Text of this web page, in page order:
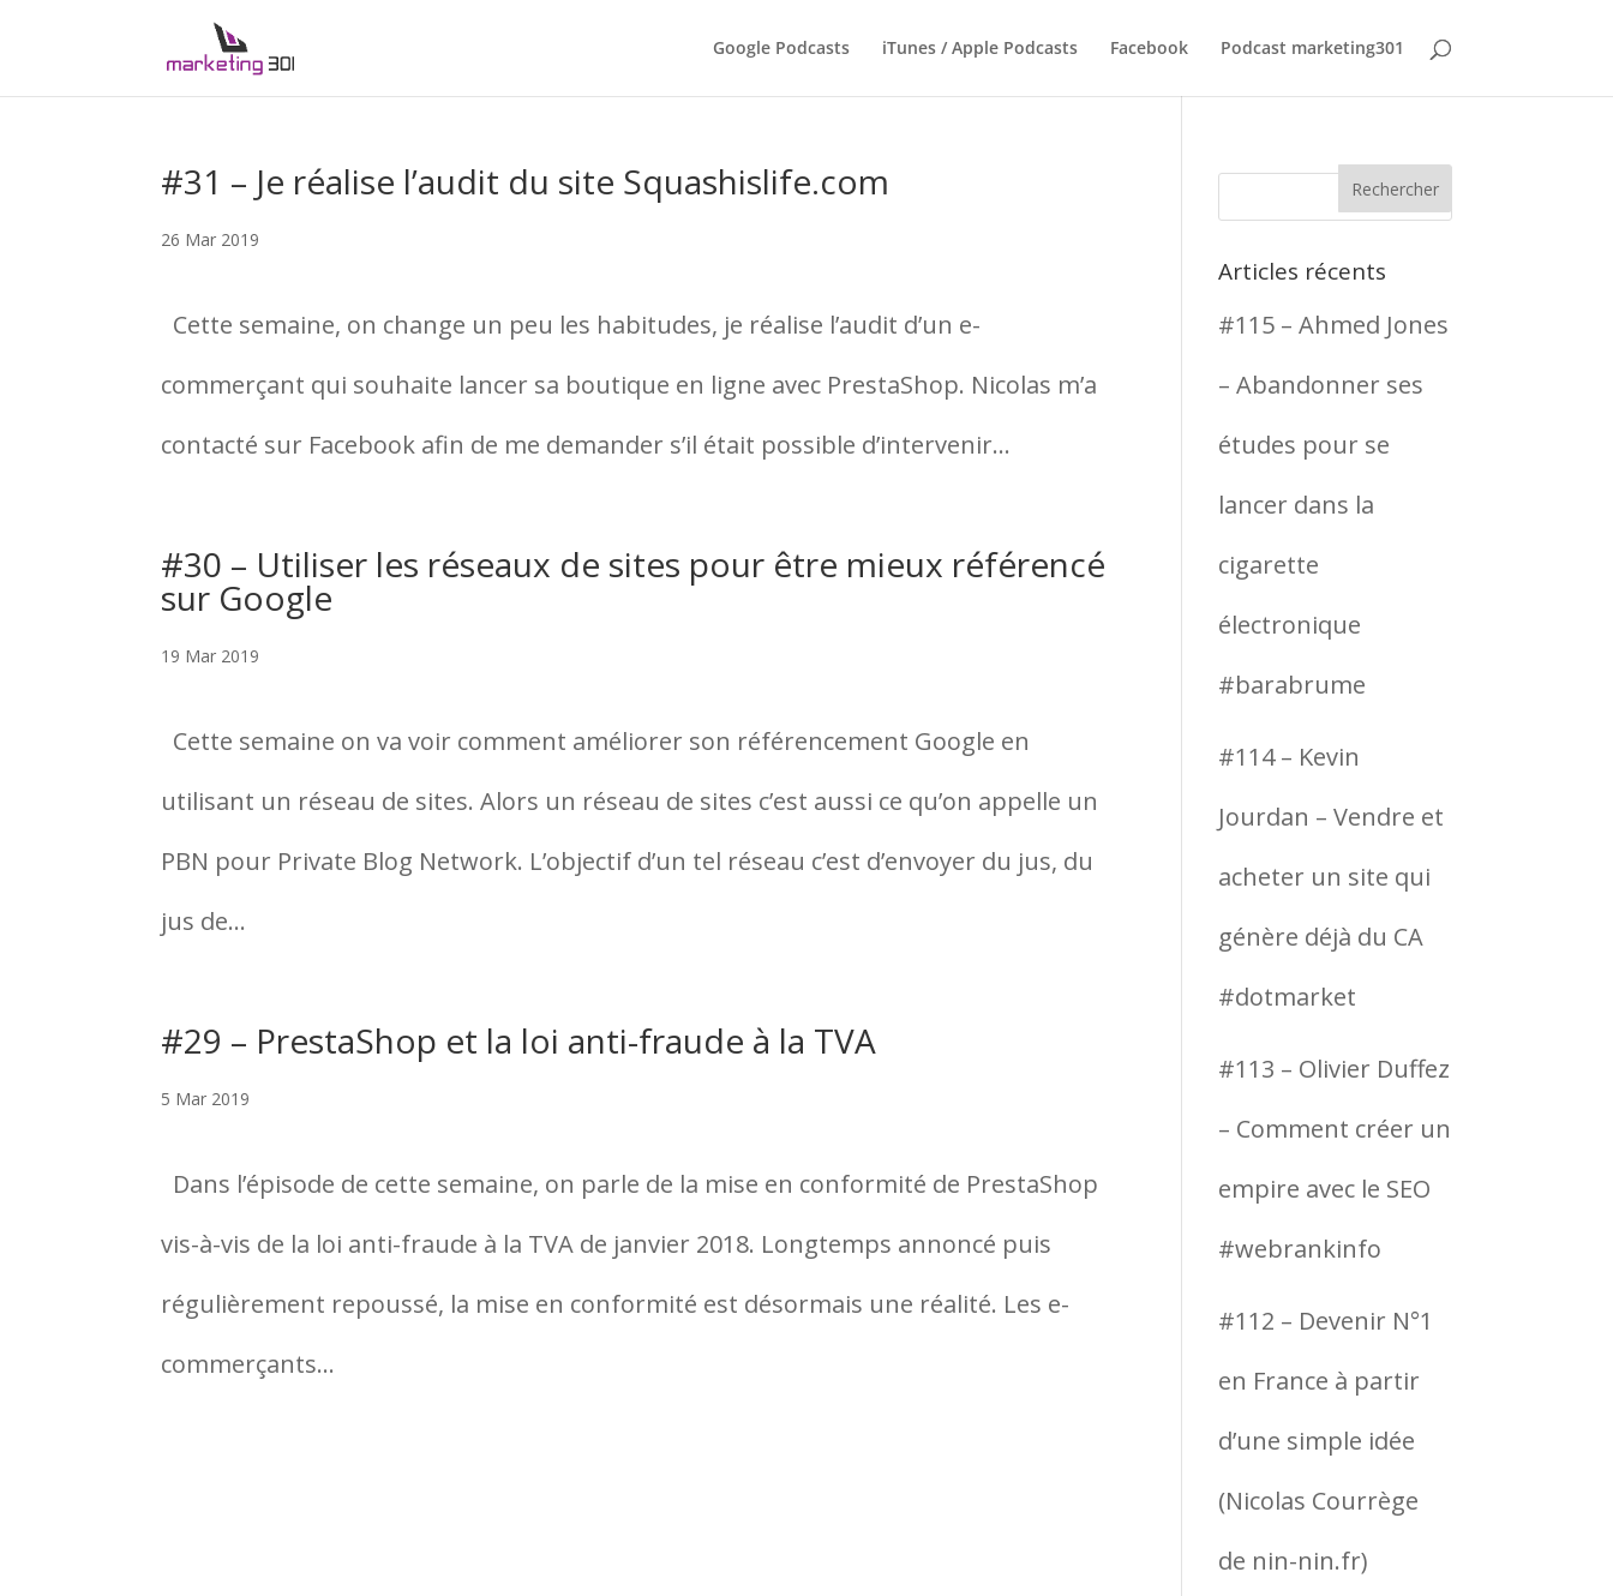
Google Podcasts iTunes / Apple Podcasts Facebook Podcast marketing301
#31 – Je réalise l’audit du site Squashislife.com
26 Mar 2019
Cette semaine, on change un peu les habitudes, je réalise l’audit d’un e-
commerçant qui souhaite lancer sa boutique en ligne avec PrestaShop. Nicolas m’a
contacté sur Facebook afin de me demander s’il était possible d’intervenir...
#30 – Utiliser les réseaux de sites pour être mieux référencé
sur Google
19 Mar 2019
Cette semaine on va voir comment améliorer son référencement Google en
utilisant un réseau de sites. Alors un réseau de sites c’est aussi ce qu’on appelle un
PBN pour Private Blog Network. L’objectif d’un tel réseau c’est d’envoyer du jus, du
jus de...
#29 – PrestaShop et la loi anti-fraude à la TVA
5 Mar 2019
Dans l’épisode de cette semaine, on parle de la mise en conformité de PrestaShop
vis-à-vis de la loi anti-fraude à la TVA de janvier 2018. Longtemps annoncé puis
régulièrement repoussé, la mise en conformité est désormais une réalité. Les e-
commerçants...
Articles récents
#115 – Ahmed Jones
– Abandonner ses
études pour se
lancer dans la
cigarette
électronique
#barabrume
#114 – Kevin
Jourdan – Vendre et
acheter un site qui
génère déjà du CA
#dotmarket
#113 – Olivier Duffez
– Comment créer un
empire avec le SEO
#webrankinfo
#112 – Devenir N°1
en France à partir
d’une simple idée
(Nicolas Courrège
de nin-nin.fr)